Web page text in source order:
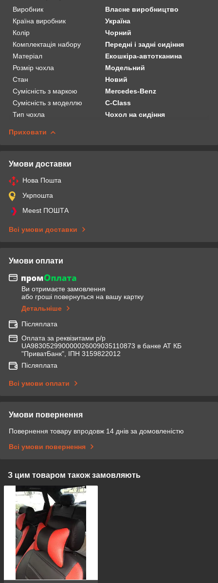
Виробник
Власне виробництво
Країна виробник
Україна
Колір
Чорний
Комплектація набору
Передні і задні сидіння
Матеріал
Екошкіра-автотканина
Розмір чохла
Модельний
Стан
Новий
Сумісність з маркою
Mercedes-Benz
Сумісність з моделлю
C-Class
Тип чохла
Чохол на сидіння
Приховати
Умови доставки
Нова Пошта
Укрпошта
Meest ПОШТА
Всі умови доставки
Умови оплати
Ви отримаєте замовлення
або гроші повернуться на вашу картку
Детальніше
Післяплата
Оплата за реквізитами р/р
UA983052990000026009035110873 в банке АТ КБ
"ПриватБанк", ІПН 3159822012
Післяплата
Всі умови оплати
Умови повернення
Повернення товару впродовж 14 днів за домовленістю
Всі умови повернення
З цим товаром також замовляють